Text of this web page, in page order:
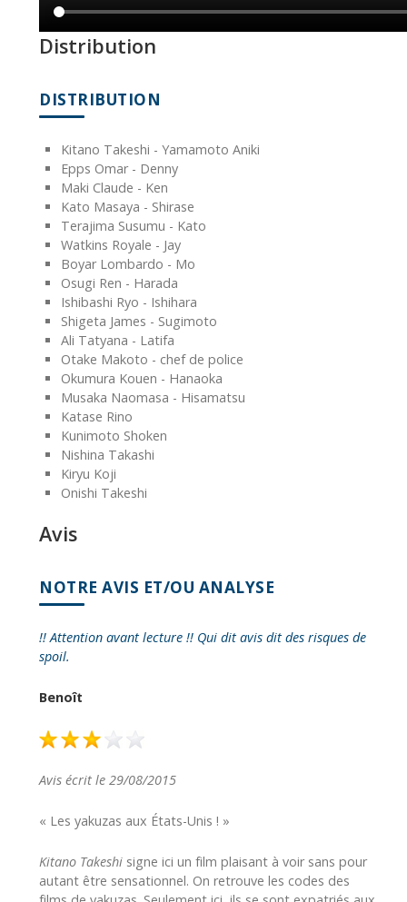
Distribution
DISTRIBUTION
Kitano Takeshi - Yamamoto Aniki
Epps Omar - Denny
Maki Claude - Ken
Kato Masaya - Shirase
Terajima Susumu - Kato
Watkins Royale - Jay
Boyar Lombardo - Mo
Osugi Ren - Harada
Ishibashi Ryo - Ishihara
Shigeta James - Sugimoto
Ali Tatyana - Latifa
Otake Makoto - chef de police
Okumura Kouen - Hanaoka
Musaka Naomasa - Hisamatsu
Katase Rino
Kunimoto Shoken
Nishina Takashi
Kiryu Koji
Onishi Takeshi
Avis
NOTRE AVIS ET/OU ANALYSE
!! Attention avant lecture !! Qui dit avis dit des risques de
spoil.
Benoît
Avis écrit le 29/08/2015
« Les yakuzas aux États-Unis ! »
Kitano Takeshi signe ici un film plaisant à voir sans pour
autant être sensationnel. On retrouve les codes des